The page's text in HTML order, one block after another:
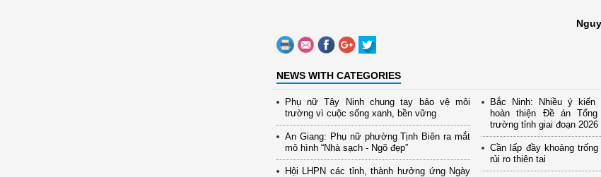
NEWS WITH CATEGORIES
Phụ nữ Tây Ninh chung tay bảo vệ môi
trường vì cuộc sống xanh, bền vững
An Giang: Phụ nữ phường Tịnh Biên ra mắt
mô hình “Nhà sạch - Ngõ đẹp”
Hội LHPN các tỉnh, thành hưởng ứng Ngày
Bắc Ninh: Nhiều ý kiến
hoàn thiện Đề án
trường tỉnh giai đoạn 2026
Cần lấp đầy khoảng
rủi ro thiên tai